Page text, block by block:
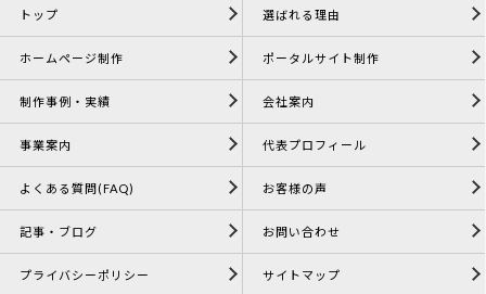
トップ 選ばれる理由
ホームページ制作 ポータルサイト制作
制作事例・実績 会社案内
事業案内 代表プロフィール
よくある質問(FAQ) お客様の声
記事・ブログ お問い合わせ
プライバシーポリシー サイトマップ